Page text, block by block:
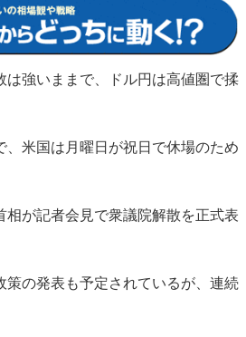
は強いままで、ドル円は高値圏で揉
、米国は月曜日が祝日で休場のため
相が記者会見で衆議院解散を正式表
策の発表も予定されているが、連続